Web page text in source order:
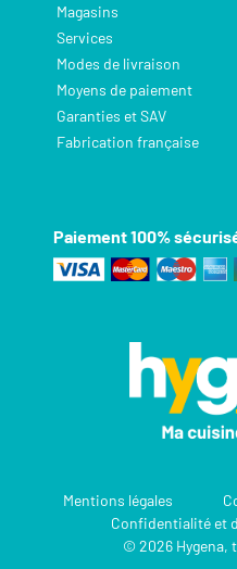
Magasins
Services
Modes de livraison
Moyens de paiement
Garanties et SAV
Fabrication française
Paiement 100%
Mentions légales
Confidentialité et
© 2026 Hygena,